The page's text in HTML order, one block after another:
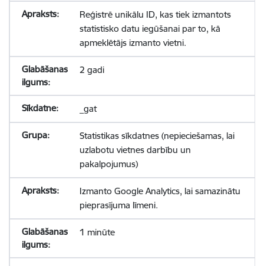
Reģistrē unikālu ID, kas tiek izmantots
statistisko datu iegūšanai par to, kā
apmeklētājs izmanto vietni.
2 gadi
_gat
Statistikas sīkdatnes (nepieciešamas, lai
uzlabotu vietnes darbību un
pakalpojumus)
Izmanto Google Analytics, lai samazinātu
pieprasījuma līmeni.
1 minūte